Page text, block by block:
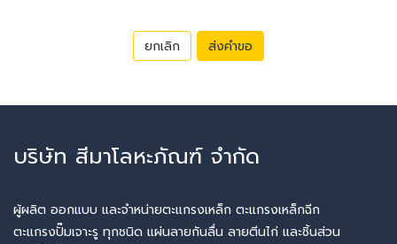
ยกเลิก ส่งคำขอ
บริษัท สีมาโลหะภัณฑ์ จำกัด
ผู้ผลิต ออกแบบ และจำหน่ายตะแกรงเหล็ก ตะแกรงเหล็กฉีก
ตะแกรงปั๊มเจาะรู ทุกชนิด แผ่นลายกันลื่น ลายตีนไก่ และชิ้นส่วน